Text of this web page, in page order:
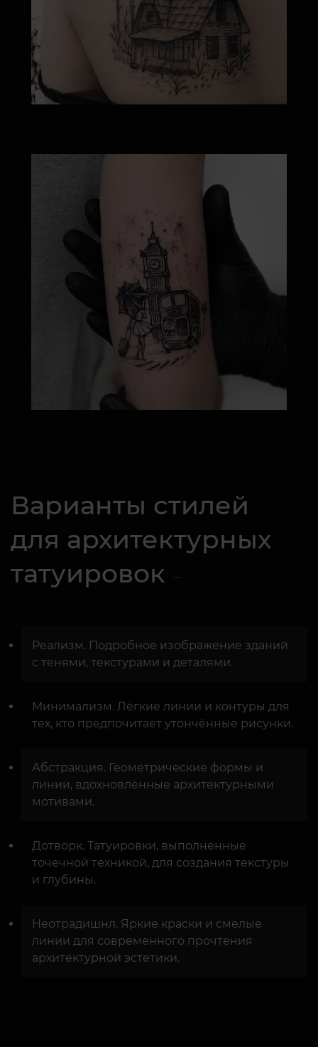
Варианты стилей
для архитектурных
татуировок
Реализм. Подробное изображение зданий
с тенями, текстурами и деталями.
Минимализм. Лёгкие линии и контуры для
тех, кто предпочитает утончённые рисунки.
Абстракция. Геометрические формы и
линии, вдохновлённые архитектурными
мотивами.
Дотворк. Татуировки, выполненные
точечной техникой, для создания текстуры
и глубины.
Неотрадишнл. Яркие краски и смелые
линии для современного прочтения
архитектурной эстетики.